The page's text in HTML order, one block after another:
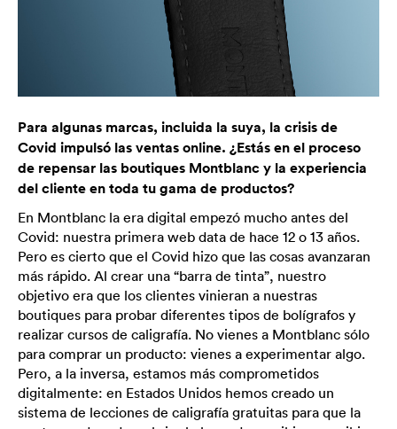
Para algunas marcas, incluida la suya, la crisis de
Covid impulsó las ventas online. ¿Estás en el proceso
de repensar las boutiques Montblanc y la experiencia
del cliente en toda tu gama de productos?
En Montblanc la era digital empezó mucho antes del
Covid: nuestra primera web data de hace 12 o 13 años.
Pero es cierto que el Covid hizo que las cosas avanzaran
más rápido. Al crear una “barra de tinta”, nuestro
objetivo era que los clientes vinieran a nuestras
boutiques para probar diferentes tipos de bolígrafos y
realizar cursos de caligrafía. No vienes a Montblanc sólo
para comprar un producto: vienes a experimentar algo.
Pero, a la inversa, estamos más comprometidos
digitalmente: en Estados Unidos hemos creado un
sistema de lecciones de caligrafía gratuitas para que la